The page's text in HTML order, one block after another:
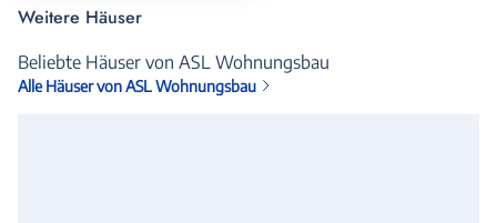
Weitere Häuser
Beliebte Häuser von ASL Wohnungsbau
Alle Häuser von ASL Wohnungsbau